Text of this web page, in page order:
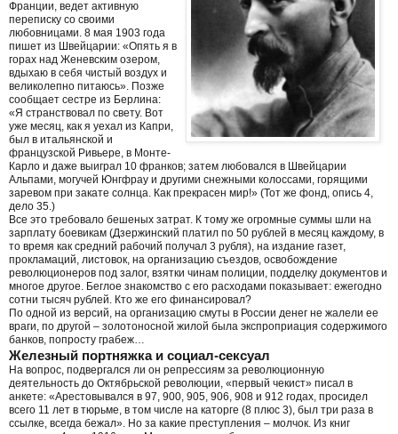
Франции, ведет активную
переписку со своими
любовницами. 8 мая 1903 года
пишет из Швейцарии: «Опять я в
горах над Женевским озером,
вдыхаю в себя чистый воздух и
великолепно питаюсь». Позже
сообщает сестре из Берлина:
«Я странствовал по свету. Вот
уже месяц, как я уехал из Капри,
был в итальянской и
французской Ривьере, в Монте-
Карло и даже выиграл 10 франков; затем любовался в Швейцарии
Альпами, могучей Юнгфрау и другими снежными колоссами, горящими
заревом при закате солнца. Как прекрасен мир!» (Тот же фонд, опись 4,
дело 35.)
Все это требовало бешеных затрат. К тому же огромные суммы шли на
зарплату боевикам (Дзержинский платил по 50 рублей в месяц каждому, в
то время как средний рабочий получал 3 рубля), на издание газет,
прокламаций, листовок, на организацию съездов, освобождение
революционеров под залог, взятки чинам полиции, подделку документов и
многое другое. Беглое знакомство с его расходами показывает: ежегодно
сотни тысяч рублей. Кто же его финансировал?
По одной из версий, на организацию смуты в России денег не жалели ее
враги, по другой – золотоносной жилой была экспроприация содержимого
банков, попросту грабеж…
Железный портняжка и социал-сексуал
На вопрос, подвергался ли он репрессиям за революционную
деятельность до Октябрьской революции, «первый чекист» писал в
анкете: «Арестовывался в 97, 900, 905, 906, 908 и 912 годах, просидел
всего 11 лет в тюрьме, в том числе на каторге (8 плюс 3), был три раза в
ссылке, всегда бежал». Но за какие преступления – молчок. Из книг